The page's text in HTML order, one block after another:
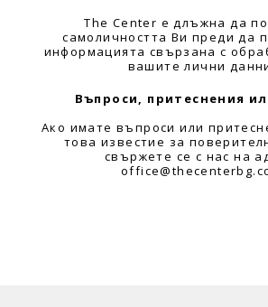
The Center е длъжна да
самоличността Ви преди да
информацията свързана с
вашите лични
Въпроси, притеснения
Ако имате въпроси или
това известие за
свържете се с нас на